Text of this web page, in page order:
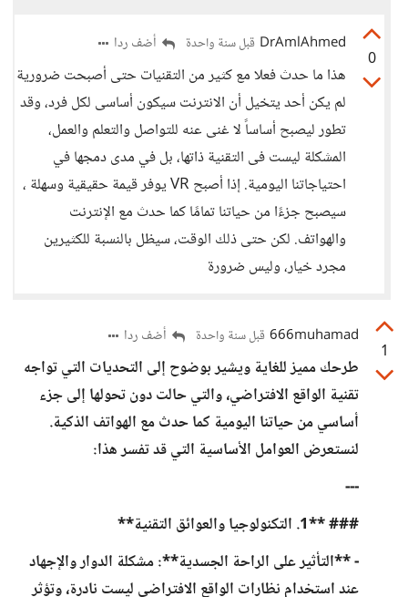
0
DrAmlAhmed قبل سنة واحدة أضف ردا
هذا ما حدث فعلا مع كثير من التقنيات حتى أصبحت ضرورية
لم يكن أحد يتخيل أن الانترنت سيكون أساسى لكل فرد، وقد
تطور ليصبح أساساً لا غنى عنه للتواصل والتعلم والعمل،
المشكلة ليست فى التقنية ذاتها، بل في مدى دمجها في
احتياجاتنا اليومية. إذا أصبح VR يوفر قيمة حقيقية وسهلة ،
سيصبح جزءًا من حياتنا تمامًا كما حدث مع الإنترنت
والهواتف. لكن حتى ذلك الوقت، سيظل بالنسبة للكثيرين
مجرد خيار، وليس ضرورة
1
666muhamad قبل سنة واحدة أضف ردا
طرحك مميز للغاية ويشير بوضوح إلى التحديات التي تواجه
تقنية الواقع الافتراضي، والتي حالت دون تحولها إلى جزء
أساسي من حياتنا اليومية كما حدث مع الهواتف الذكية.
لنستعرض العوامل الأساسية التي قد تفسر هذا:
---
### **1. التكنولوجيا والعوائق التقنية**
- **التأثير على الراحة الجسدية**: مشكلة الدوار والإجهاد
عند استخدام نظارات الواقع الافتراضي ليست نادرة، وتؤثر